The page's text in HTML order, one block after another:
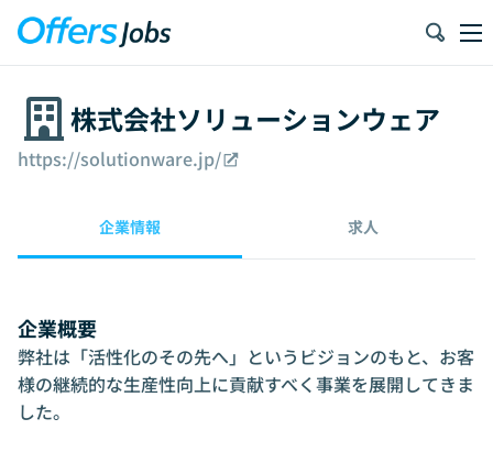
株式会社ソリューションウェア
https://solutionware.jp/
企業情報 求人
企業概要
弊社は「活性化のその先へ」というビジョンのもと、お客
様の継続的な生産性向上に貢献すべく事業を展開してきま
した。